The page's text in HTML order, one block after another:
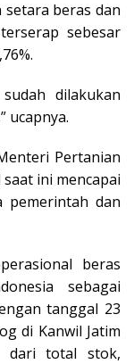
setara beras dan
sebesar
dilakukan
ucapnya.
Pertanian
ini mencapai
dan
beras
sebagai
tanggal 23
di Kanwil Jatim
dari total stok,